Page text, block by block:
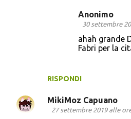
RISPONDI
Anonimo
30 settembre
ahah grande
Fabri per la
MikiMoz Capuano
27 settembre 2019 alle